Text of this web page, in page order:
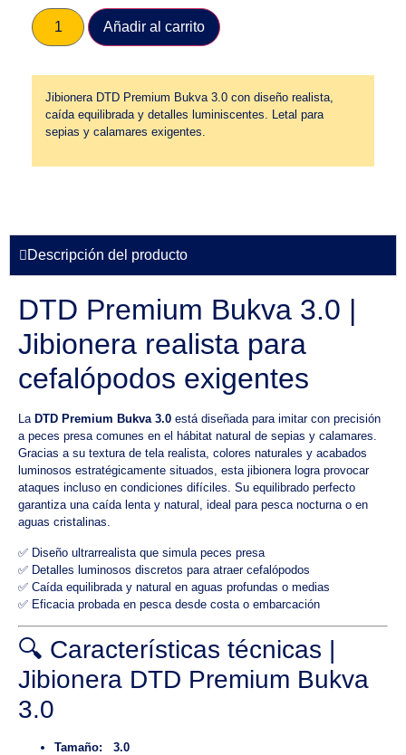
Añadir al carrito
Jibionera DTD Premium Bukva 3.0 con diseño realista,
caída equilibrada y detalles luminiscentes. Letal para
sepias y calamares exigentes.
Descripción del producto
DTD Premium Bukva 3.0 |
Jibionera realista para
cefalópodos exigentes
La DTD Premium Bukva 3.0 está diseñada para imitar con precisión
a peces presa comunes en el hábitat natural de sepias y calamares.
Gracias a su textura de tela realista, colores naturales y acabados
luminosos estratégicamente situados, esta jibionera logra provocar
ataques incluso en condiciones difíciles. Su equilibrado perfecto
garantiza una caída lenta y natural, ideal para pesca nocturna o en
aguas cristalinas.
✅ Diseño ultrarrealista que simula peces presa
✅ Detalles luminosos discretos para atraer cefalópodos
✅ Caída equilibrada y natural en aguas profundas o medias
✅ Eficacia probada en pesca desde costa o embarcación
🔍 Características técnicas |
Jibionera DTD Premium Bukva
3.0
Tamaño: 3.0